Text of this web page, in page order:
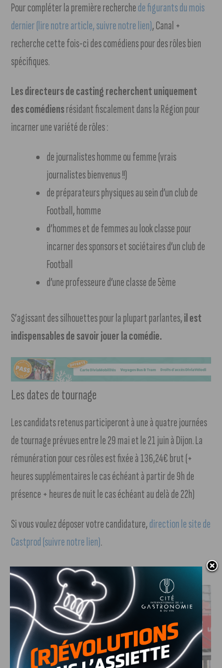
Pour compléter la première recherchede figurants du mois
dernier (lire notre article, suivre notre lien), Canal +
recherche cette fois-ci des comédiens pour des rôles bien
spécifiques.
Les directeurs de casting recherchent uniquement
des comédiensrésidant fiscalement dans la Région pour
incarner une variété de rôles :
de journalistes homme ou femme (vrais
journalistes bienvenus !!)
de préparateurs physiques au sein d’un club de
Football, homme
d’hommes et de femmes au look classe pour
incarner des sponsors et sociétaires d’un club de
Football
d’une professeure d’une classe de 5ème
S’agissant des silhouettes pour la plupart parlantes,il est
indispensables de savoir jouer la comédie.
Les dates de tournage
Les candidats retenus participeront à une à quatre journées
de tournage prévues entre le 29 mai et le 21 juin à Dijon. La
rémunération pour ces rôles est fixée à 136,24€ brut (+
heures supplémentaires le cas échéant à partir de 9h de
présence + heures de nuit le cas échéant au delà de 22h)
Si vous voulez déposer votre candidature,direction le site de
Castprod (suivre notre lien).
J'AIME LE DFCO